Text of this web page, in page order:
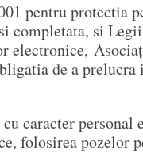
pentru protectia
completata, si
electronice,
de a
caracter
folosirea pozelor